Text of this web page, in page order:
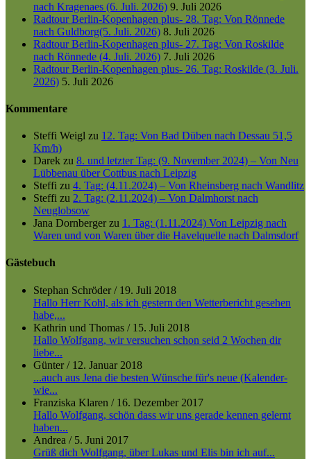
nach Kragenaes (6. Juli. 2026) 9. Juli 2026
Radtour Berlin-Kopenhagen plus- 28. Tag: Von Rönnede
nach Guldborg(5. Juli. 2026) 8. Juli 2026
Radtour Berlin-Kopenhagen plus- 27. Tag: Von Roskilde
nach Rönnede (4. Juli. 2026) 7. Juli 2026
Radtour Berlin-Kopenhagen plus- 26. Tag: Roskilde (3. Juli.
2026) 5. Juli 2026
Kommentare
Steffi Weigl zu 12. Tag: Von Bad Düben nach Dessau 51,5
Km/h)
Darek zu 8. und letzter Tag: (9. November 2024) – Von Neu
Lübbenau über Cottbus nach Leipzig
Steffi zu 4. Tag: (4.11.2024) – Von Rheinsberg nach Wandlitz
Steffi zu 2. Tag: (2.11.2024) – Von Dalmhorst nach
Neuglobsow
Jana Dornbergerzu 1. Tag: (1.11.2024) Von Leipzig nach
Waren und von Waren über die Havelquelle nach Dalmsdorf
Gästebuch
Stephan Schröder/ 19. Juli 2018
Hallo Herr Kohl, als ich gestern den Wetterbericht gesehen
habe,...
Kathrin und Thomas / 15. Juli 2018
Hallo Wolfgang, wir versuchen schon seid 2 Wochen dir
liebe...
Günter/ 12. Januar 2018
...auch aus Jena die besten Wünsche für's neue (Kalender-
wie...
Franziska Klaren / 16. Dezember 2017
Hallo Wolfgang, schön dass wir uns gerade kennen gelernt
haben...
Andrea / 5. Juni 2017
Grüß dich Wolfgang, über Lukas und Elis bin ich auf...